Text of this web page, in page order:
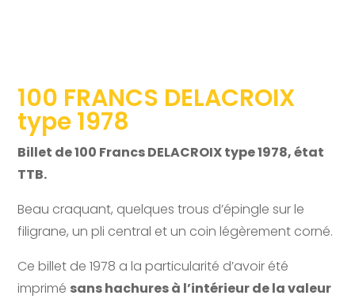
100 FRANCS DELACROIX
type 1978
Billet de 100 Francs DELACROIX type 1978, état
TTB.
Beau craquant, quelques trous d’épingle sur le
filigrane, un pli central et un coin légèrement corné.
Ce billet de 1978 a la particularité d’avoir été
imprimé sans hachures à l’intérieur de la valeur